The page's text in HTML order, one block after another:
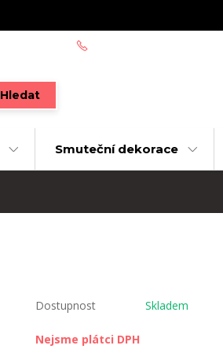
Hledat
Smuteční dekorace
Dostupnost Skladem
Nejsme plátci DPH